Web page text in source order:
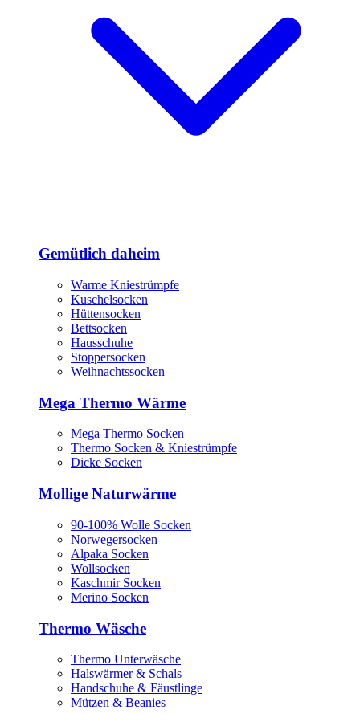
Gemütlich daheim
Warme Kniestrümpfe
Kuschelsocken
Hüttensocken
Bettsocken
Hausschuhe
Stoppersocken
Weihnachtssocken
Mega Thermo Wärme
Mega Thermo Socken
Thermo Socken & Kniestrümpfe
Dicke Socken
Mollige Naturwärme
90-100% Wolle Socken
Norwegersocken
Alpaka Socken
Wollsocken
Kaschmir Socken
Merino Socken
Thermo Wäsche
Thermo Unterwäsche
Halswärmer & Schals
Handschuhe & Fäustlinge
Mützen & Beanies